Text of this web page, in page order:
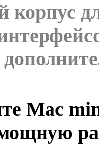
корпус
Mac